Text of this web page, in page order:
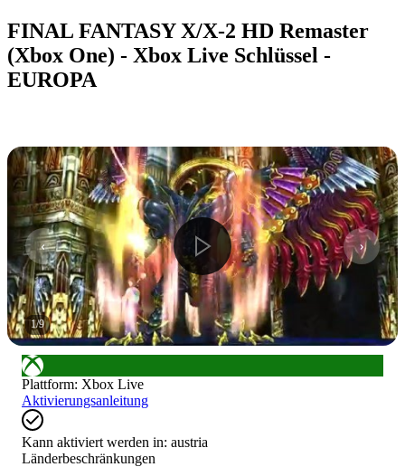
FINAL FANTASY X/X-2 HD Remaster
(Xbox One) - Xbox Live Schlüssel -
EUROPA
1/9
Plattform: Xbox Live
Aktivierungsanleitung
Kann aktiviert werden in: austria
Länderbeschränkungen